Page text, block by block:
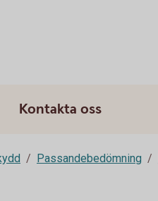
Kontakta oss
Passandebedömning